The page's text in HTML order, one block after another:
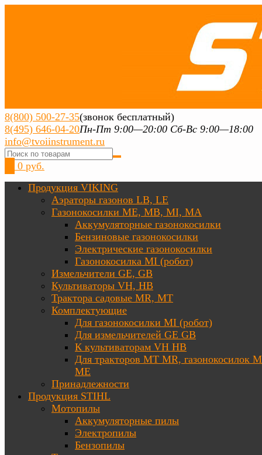
8(800) 500-27-35(звонок бесплатный)
8(495) 646-04-20Пн-Пт 9:00—20:00 Сб-Вс 9:00—18:00
info@tvoiinstrument.ru
0 руб.
Продукция VIKING
Аэраторы газонов LB, LE
Газонокосилки ME, MB, MI, MA
Аккумуляторные газонокосилки
Бензиновые газонокосилки
Электрические газонокосилки
Газонокосилка MI (робот)
Измельчители GE, GB
Культиваторы VH, HB
Трактора садовые MR, MT
Комплектующие
Для газонокосилки MI (робот)
Для измельчителей GE GB
К культиваторам VH HB
Для тракторов МТ MR, газонокосилок
ME
Принадлежности
Продукция STIHL
Мотопилы
Аккумуляторные пилы
Электропилы
Бензопилы